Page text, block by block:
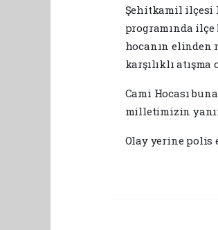
Şehitkamil ilçesi
programında
hocanın elinden
karşılıklı atışma
Cami Hocası
milletimizin
Olay yerine polis